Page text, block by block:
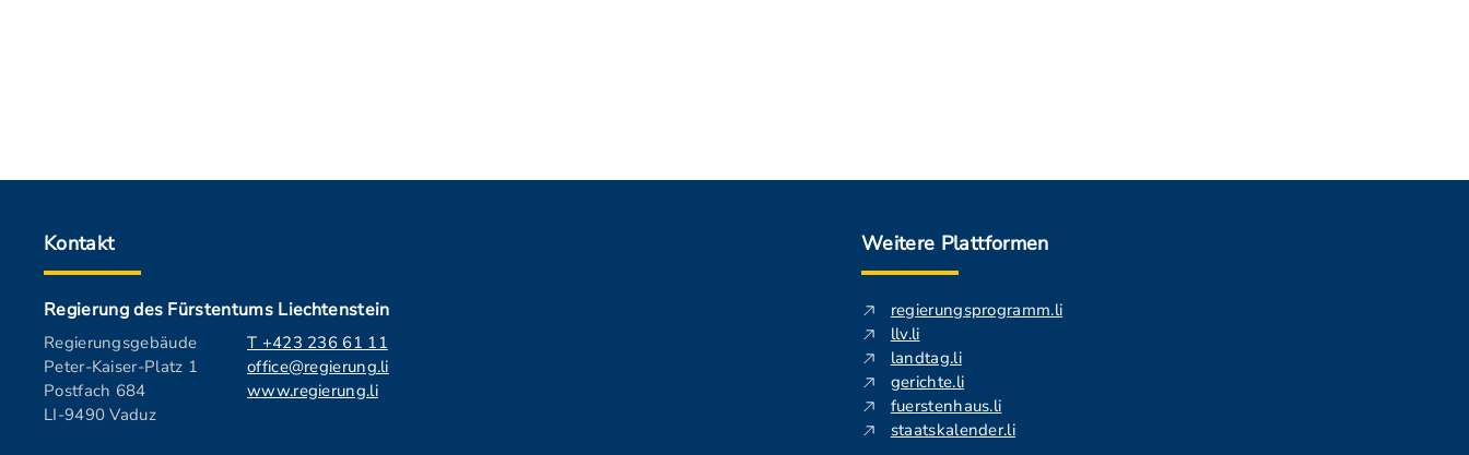
Kontakt
Regierung des Fürstentums Liechtenstein
Regierungsgebäude
Peter-Kaiser-Platz 1
Postfach 684
LI-9490 Vaduz
T +423 236 61 11
office@regierung.li
www.regierung.li
Weitere Plattformen
regierungsprogramm.li
llv.li
landtag.li
gerichte.li
fuerstenhaus.li
staatskalender.li